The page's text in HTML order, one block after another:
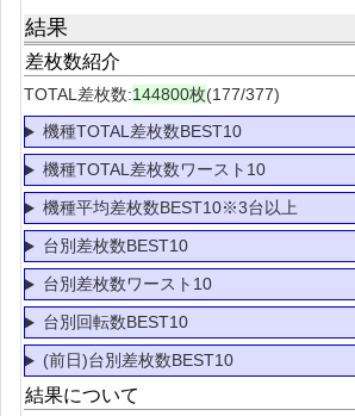
結果
差枚数紹介
TOTAL差枚数:144800枚(177/377)
機種TOTAL差枚数BEST10
機種TOTAL差枚数ワースト10
機種平均差枚数BEST10※3台以上
台別差枚数BEST10
台別差枚数ワースト10
台別回転数BEST10
(前日)台別差枚数BEST10
結果について